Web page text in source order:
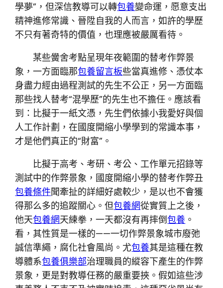
學夢”，但深信教導可以轉包養變命運，愿意支出
精神進修常識、晉陞自我的人而言，如許的學歷
不只有著奇特的價值，也理應被嚴厲看待。
某些黌舍考點呈現年夜範圍的替考作弊景
象，一方面臨那包養留言板些當真進修、憑仗本
身盡力經由過程測試的先生不公正，另一方面臨
那些找人替考“混學歷”的先生也不擔任。應該看
到：比擬于一紙文憑，先生們依據小我愛好與個
人工作計劃，在國度開縮小學學到的常識本事，
才是他們真正的“財富”。
比擬于高考、考研、考公、工作單元招錄等
測試中的作弊景象，國度開縮小學的替考作弊丑
包養條件聞牽扯的詳細好處較少，是以也不會獲
得那么多的追蹤關心。但包養網從實質上之後，
他天包養網天練拳，一天都沒有再摔倒包養 。
看，其性質是一樣的——一切作弊景象城市廢弛
誠信準繩，腐化社會風尚。尤包養其是這種在教
導體系包養俱樂部治理職員的縱容下產生的作弊
景象，更是對教導任務的嚴重要挾。假如這些涉